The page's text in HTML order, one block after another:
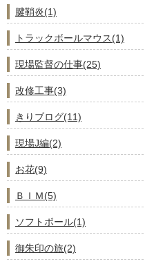
腱鞘炎(1)
トラックボールマウス(1)
現場監督の仕事(25)
改修工事(3)
きりブログ(11)
現場J編(2)
お花(9)
ＢＩＭ(5)
ソフトボール(1)
御朱印の旅(2)